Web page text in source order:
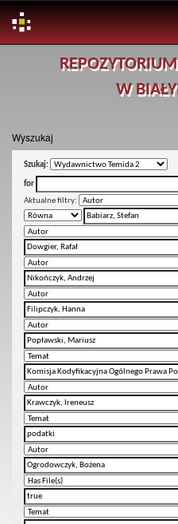
W
Wyszukaj
Szukaj:
for
Aktualne filtry: